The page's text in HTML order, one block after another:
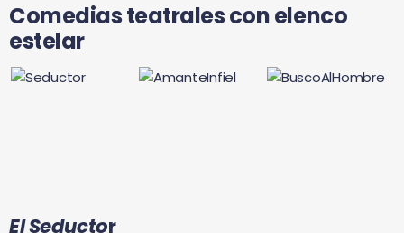
Comedias teatrales con elenco
estelar
El Seductor